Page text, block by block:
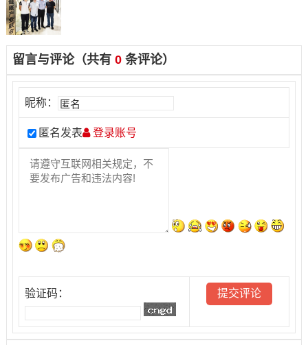
留言与评论（共有 0条评论）
昵称：
匿名发表 登录账号
验证码：